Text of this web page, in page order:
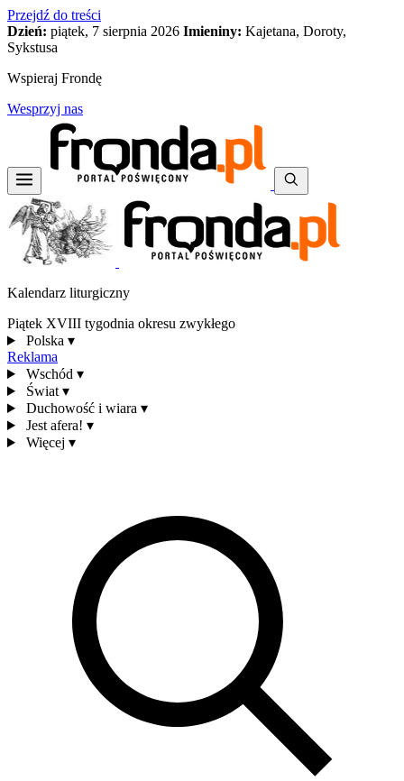
Przejdź do treści
Dzień: piątek, 7 sierpnia 2026 Imieniny: Kajetana, Doroty,
Sykstusa
Wspieraj Frondę
Wesprzyj nas
Kalendarz liturgiczny
Piątek XVIII tygodnia okresu zwykłego
Polska ▾
Reklama
Wschód ▾
Świat ▾
Duchowość i wiara ▾
Jest afera! ▾
Więcej ▾